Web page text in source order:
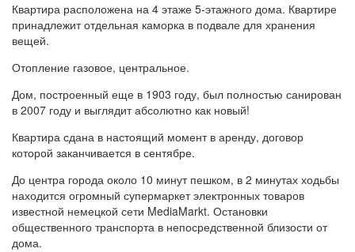
Квартира расположена на 4 этаже 5-этажного дома. Квартире
принадлежит отдельная каморка в подвале для хранения
вещей.
Отопление газовое, центральное.
Дом, построенный еще в 1903 году, был полностью санирован
в 2007 году и выглядит абсолютно как новый!
Квартира сдана в настоящий момент в аренду, договор
которой заканчивается в сентябре.
До центра города около 10 минут пешком, в 2 минутах ходьбы
находится огромный супермаркет электронных товаров
известной немецкой сети MediaMarkt. Остановки
общественного транспорта в непосредственной близости от
дома.